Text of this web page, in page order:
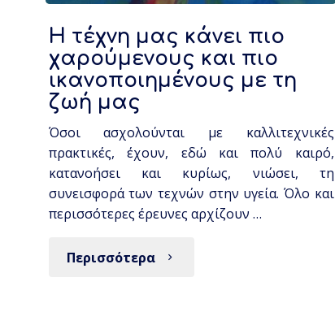
Η τέχνη μας κάνει πιο
χαρούμενους και πιο
ικανοποιημένους με τη
ζωή μας
Όσοι ασχολούνται με καλλιτεχνικές
πρακτικές, έχουν, εδώ και πολύ καιρό,
κατανοήσει και κυρίως, νιώσει, τη
συνεισφορά των τεχνών στην υγεία. Όλο και
περισσότερες έρευνες αρχίζουν …
Περισσότερα